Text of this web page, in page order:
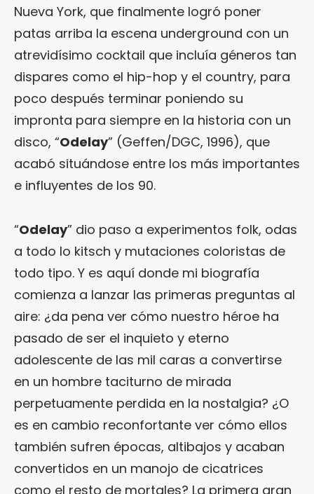
Nueva York, que finalmente logró poner
patas arriba la escena underground con un
atrevidísimo cocktail que incluía géneros tan
dispares como el hip-hop y el country, para
poco después terminar poniendo su
impronta para siempre en la historia con un
disco, “Odelay” (Geffen/DGC, 1996), que
acabó situándose entre los más importantes
e influyentes de los 90.
“Odelay” dio paso a experimentos folk, odas
a todo lo kitsch y mutaciones coloristas de
todo tipo. Y es aquí donde mi biografía
comienza a lanzar las primeras preguntas al
aire: ¿da pena ver cómo nuestro héroe ha
pasado de ser el inquieto y eterno
adolescente de las mil caras a convertirse
en un hombre taciturno de mirada
perpetuamente perdida en la nostalgia? ¿O
es en cambio reconfortante ver cómo ellos
también sufren épocas, altibajos y acaban
convertidos en un manojo de cicatrices
como el resto de mortales? La primera gran